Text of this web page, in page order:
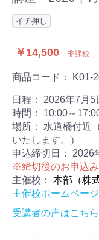
イチ押し
￥14,500 非課税
商品コード： K01-
日程： 2026年7月5
時間： 10:00～
場所： 水道橋付近
いたします。）
申込締切日： 2026
※締切後のお申込
主催校： 本部（株
主催校ホームペー
受講者の声はこち